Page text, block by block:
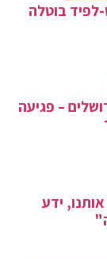
בוטלה
– פגיעה
ידע